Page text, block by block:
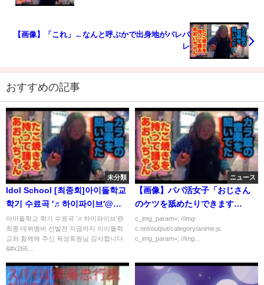
【画像】「これ」←なんと呼ぶかで出身地がバレバ
レ
おすすめの記事
未分類
Idol School [최종회]아이돌학교
학기 수료곡 ′♬하이파이브′@최
종 데뷔멤버 선발전 170929
EP.11
아이돌학교 학기 수료곡 ′♬하이파이브′@
최종 데뷔멤버 선발전 지금까지 아이돌학
교와 함께해 주신 육성회원님 감사합니다
&#x266...
ニュース
【画像】パパ活女子「おじさん
のケツを舐めたりできます
か？」
c_img_param=; //img-
c.net/output/category/anime.js
c_img_param=; //img...